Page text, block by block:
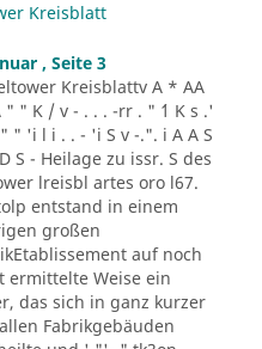
Kreisblatt
, Seite 3
Kreisblattv A * AA
" " K / v - . . . -rr . " ´1 K s .'
" 'i l i . . - 'i S v -.". i A A S
S - Heilage zu issr. S des
lreisbl artes oro l67.
entstand in einem
großen
auf noch
ermittelte Weise ein
das sich in ganz kurzer
Fabrikgebäuden